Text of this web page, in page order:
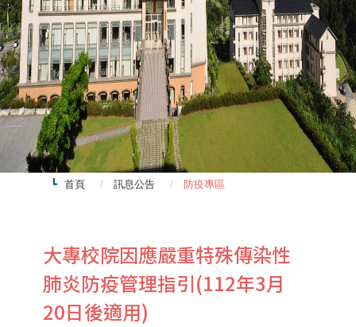
首頁 訊息公告 防疫專區
大專校院因應嚴重特殊傳染性
肺炎防疫管理指引(112年3月
20日後適用)